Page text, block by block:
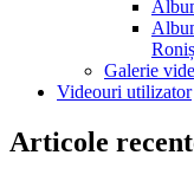
Galerie
Videouri utilizator
Articole